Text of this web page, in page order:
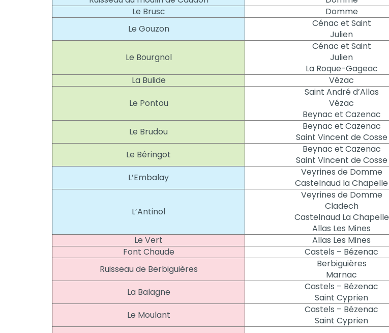
Le Brusc
Domme
Le Gouzon
Cénac et Saint
Julien
Le Bourgnol
Cénac et Saint
Julien
La Roque-Gageac
La Bulide
Vézac
Le Pontou
Saint André d’Allas
Vézac
Beynac et Cazenac
Le Brudou
Beynac et Cazenac
Saint Vincent de Cosse
Le Béringot
Beynac et Cazenac
Saint Vincent de Cosse
L’Embalay
Veyrines de Domme
Castelnaud la Chapelle
L’Antinol
Veyrines de Domme
Cladech
Castelnaud La Chapelle
Allas Les Mines
Le Vert Allas Les Mines
Font Chaude
Castels – Bézenac
Ruisseau de Berbiguières
Berbiguières
Marnac
La Balagne
Castels – Bézenac
Saint Cyprien
Le Moulant
Castels – Bézenac
Saint Cyprien